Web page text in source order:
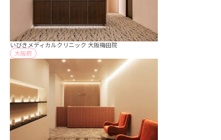
いびきメディカルクリニック 大阪梅田院
大阪府